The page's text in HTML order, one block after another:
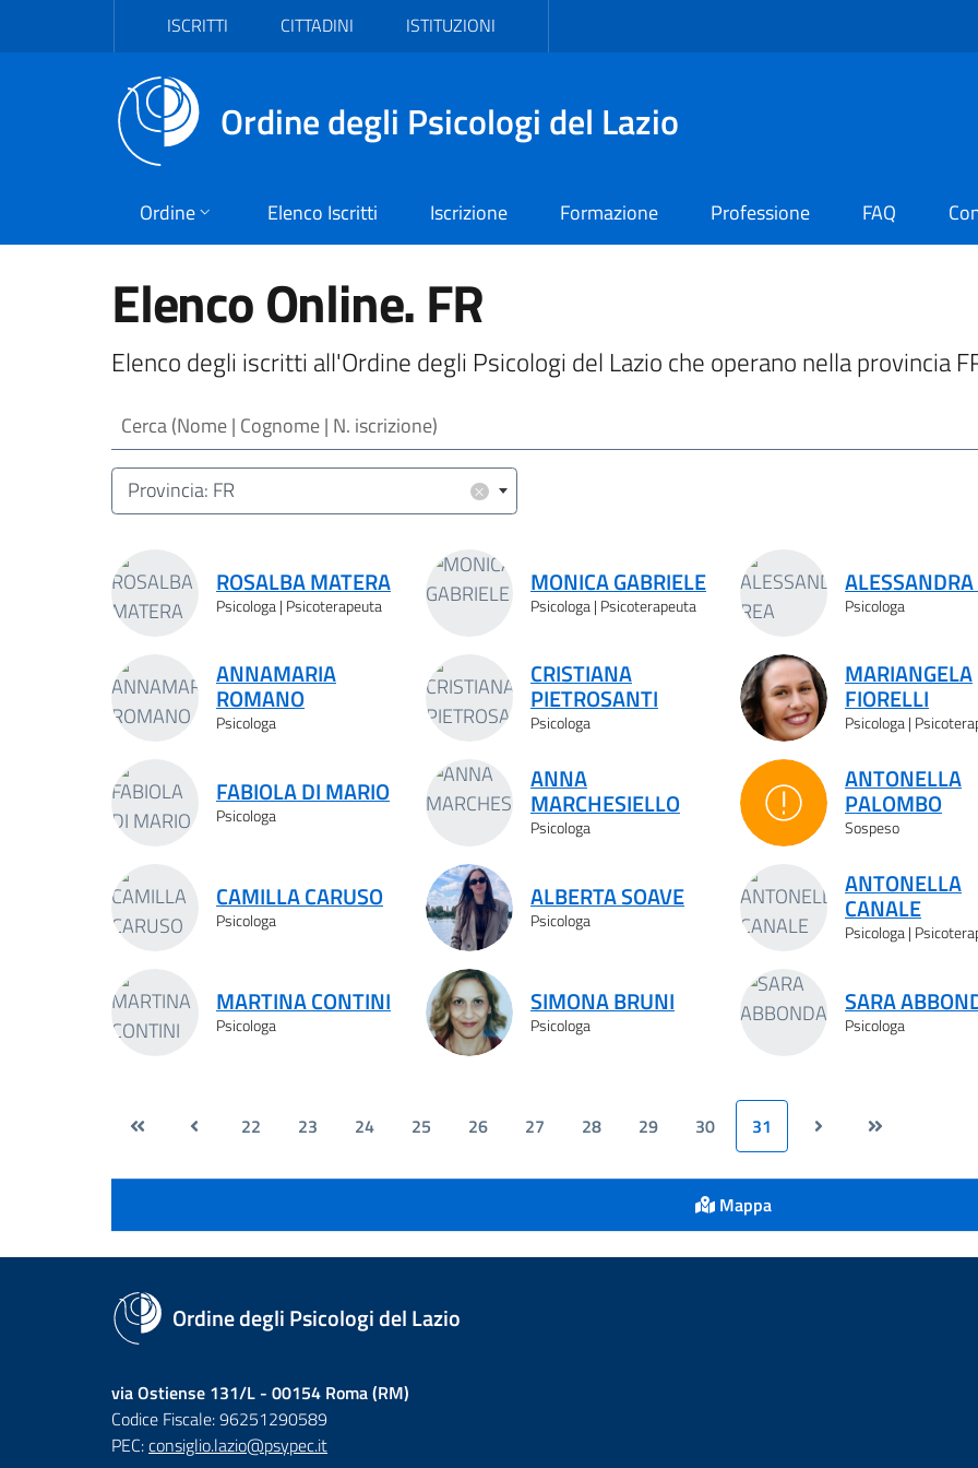
Vai al contenuto principale
ISCRITTI CITTADINI ISTITUZIONI
Ordine degli Psicologi del Lazio
Ordine Elenco Iscritti Iscrizione Formazione Professione FAQ
Elenco Online. FR
Elenco degli iscritti all'Ordine degli Psicologi del Lazio che operano nella provincia
Cerca (Nome | Cognome | N. iscrizione)
Luogo (CAP | Comune | Provincia) ×
Provincia: FR
Risultati ricerca
ROSALBA MATERA
Psicologa | Psicoterapeuta
MONICA GABRIELE
Psicologa | Psicoterapeuta Psicologa
ANNAMARIA
ROMANO
Psicologa
CRISTIANA
PIETROSANTI
Psicologa
MARIANGELA
FIORELLI
Psicologa |
FABIOLA DI MARIO
Psicologa
ANNA
MARCHESIELLO
Psicologa Sospeso
ANTONELLA
PALOMBO
Sospeso
CAMILLA CARUSO
Psicologa
ALBERTA SOAVE
Psicologa
ANTONELLA
CANALE
Psicologa |
MARTINA CONTINI
Psicologa
SIMONA BRUNI
Psicologa
SARA
Psicologa
22 23 24 25 26 27 28 29 30 31
Mappa
Ordine degli Psicologi del Lazio
via Ostiense 131/L - 00154 Roma (RM)
Codice Fiscale: 96251290589
PEC:consiglio.lazio@psypec.it